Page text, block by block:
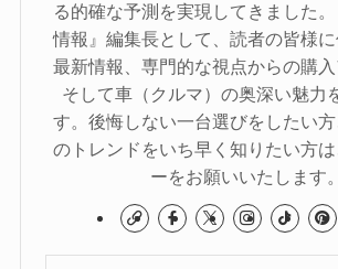
る的確な予測を実現してきました
情報』編集長として、読者の皆様
最新情報、専門的な視点からの購入
そして車（クルマ）の奥深い魅力
す。後悔しない一台選びをしたい
のトレンドをいち早く知りたい方
ーをお願いいたします。